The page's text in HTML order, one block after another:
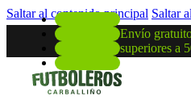
Saltar al contenido principal Saltar
Envío
superiores a